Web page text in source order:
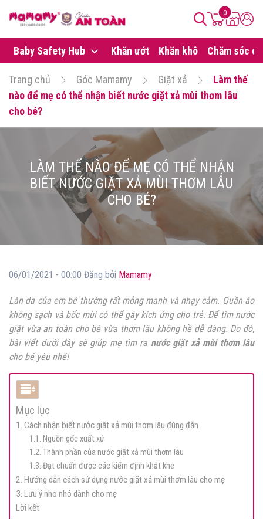
0
Baby Safety Hub Khăn ướt Khăn khô Chăm sóc da
Trang chủ Góc Mamamy Giặt xả
Làm thế
nào để mẹ có thể nhận biết nước giặt xả mùi thơm lâu
cho bé?
LÀM THẾ NÀO ĐỂ MẸ CÓ THỂ NHẬN
BIẾT NƯỚC GIẶT XẢ MÙI THƠM LÂU
CHO BÉ?
06/01/2021 - 00:00 Đăng bởi Mamamy
Làn da của em bé thường rất mỏng manh và nhạy cảm. Quần áo
không sạch và bốc mùi có thể gây kích ứng cho trẻ. Để tìm nước
giặt vừa an toàn cho bé vừa thơm lâu không hề dễ dàng. Do đó,
bài viết dưới đây sẽ giúp mẹ tìm ra nước giặt xả mùi thơm lâu
cho bé yêu nhé!
Mục lục
1. Cách nhận biết nước giặt xả mùi thơm lâu đúng đắn
1.1. Nguồn gốc xuất xứ
1.2. Thành phần của nước giặt xả mùi thơm lâu
1.3. Đạt chuẩn được các kiểm định khắt khe
2. Hướng dẫn cách sử dụng nước giặt xả mùi thơm lâu cho mẹ
3. Lưu ý nho nhỏ dành cho mẹ
Lời kết